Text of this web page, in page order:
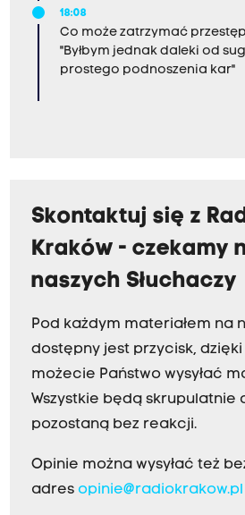
18:08
Co może zatrzymać
"Byłbym jednak daleki od
prostego podnoszenia kar"
Skontaktuj się z
Kraków - czekamy
naszych Słuchaczy
Pod każdym materiałem na
dostępny jest przycisk,
możecie Państwo wysyłać
Wszystkie będą skrupulatnie
pozostaną bez reakcji.
Opinie można wysyłać też
adres opinie@radiokrakow.pl